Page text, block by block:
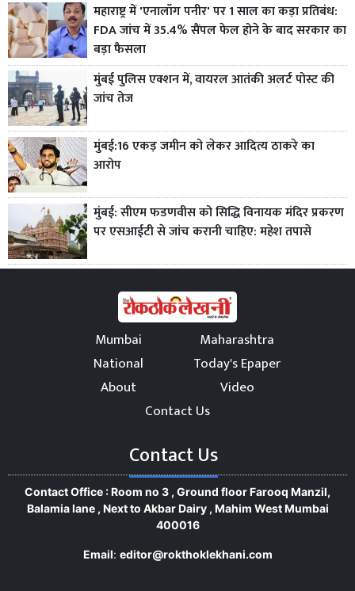
महाराष्ट्र में 'एनालॉग पनीर' पर 1 साल का कड़ा प्रतिबंध:
FDA जांच में 35.4% सैंपल फेल होने के बाद सरकार का
बड़ा फैसला
मुंबई पुलिस एक्शन में, वायरल आतंकी अलर्ट पोस्ट की
जांच तेज
मुंबई:16 एकड़ जमीन को लेकर आदित्य ठाकरे का
आरोप
मुंबई: सीएम फडणवीस को सिद्धि विनायक मंदिर प्रकरण
पर एसआईटी से जांच करानी चाहिए: महेश तपासे
Mumbai
Maharashtra
National
Today's Epaper
About
Video
Contact Us
Contact Us
Contact Office : Room no 3 , Ground floor Farooq Manzil,
Balamia lane , Next to Akbar Dairy , Mahim West Mumbai
400016
Email: editor@rokthoklekhani.com